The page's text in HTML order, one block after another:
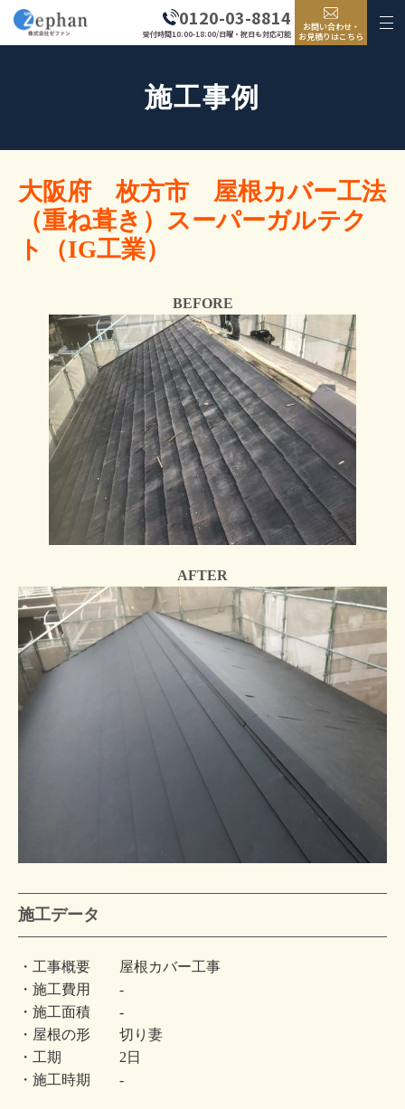
0120-03-8814
受付時間10:00-18:00/日曜・祝日も対応可能
お問い合わせ・
お見積りはこちら
施工事例
大阪府 枚方市 屋根カバー工法
（重ね葺き）スーパーガルテク
ト（IG工業）
BEFORE
AFTER
施工データ
・工事概要 屋根カバー工事
・施工費用 -
・施工面積 -
・屋根の形 切り妻
・工期 2日
・施工時期 -